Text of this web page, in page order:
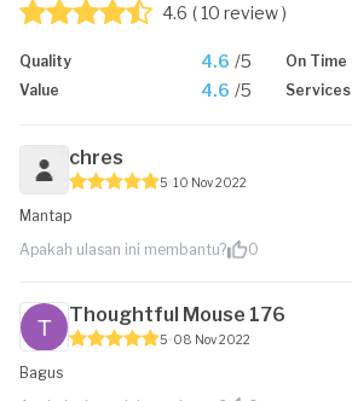
4.6 ( 10 review )
Quality 4.6 /5 On Time
Value 4.6 /5 Services
chres
5 10 Nov 2022
Mantap
Apakah ulasan ini membantu?
0
Thoughtful Mouse 176
5 08 Nov 2022
Bagus